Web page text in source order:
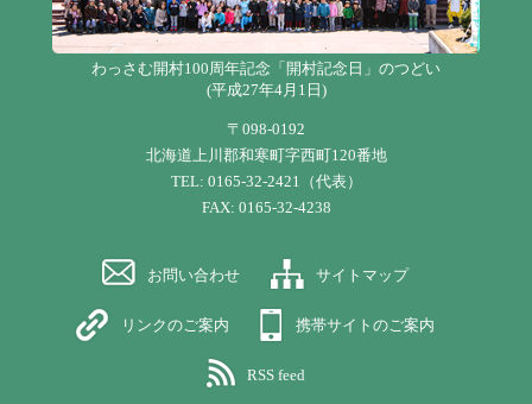
わっさむ開村100周年記念「開村記念日」のつどい
(平成27年4月1日)
〒098-0192
北海道上川郡和寒町字西町120番地
TEL: 0165-32-2421（代表）
FAX: 0165-32-4238
お問い合わせ サイトマップ
リンクのご案内 携帯サイトのご案内
RSS feed